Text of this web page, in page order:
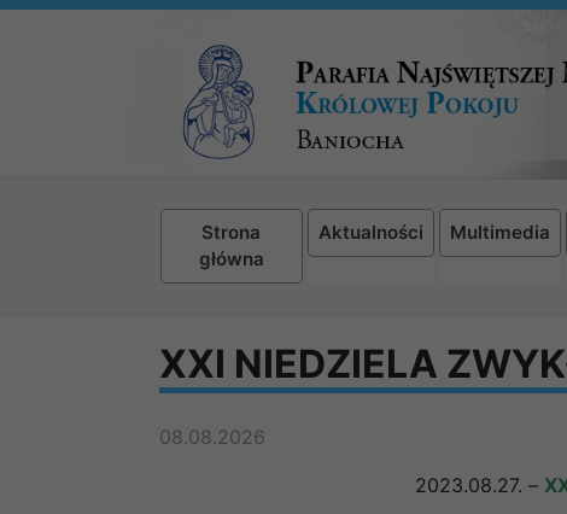
Strona
główna
Aktualności Multimedia
XXI NIEDZIELA
08.08.2026
2023.08.27. –